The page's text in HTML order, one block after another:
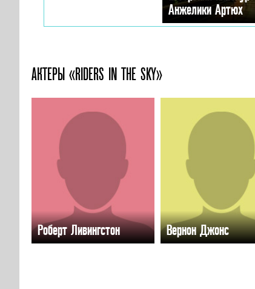
Анжелики Артюх
АКТЕРЫ «RIDERS IN THE SKY»
Роберт Ливингстон Вернон Джонс